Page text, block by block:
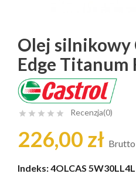
Olej silnikowy
Edge Titanum
     Recenzja(0)
226,00 zł Brutto
Indeks:4OLCAS 5W30LL4L